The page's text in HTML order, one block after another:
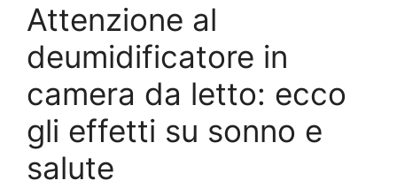
Attenzione al
deumidificatore in
camera da letto: ecco
gli effetti su sonno e
salute